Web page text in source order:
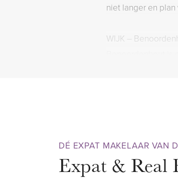
niet langer en
WIJK –
een groot aanbod
omgeven door
DÉ EXPAT MAKELAAR VAN
Expat & Real